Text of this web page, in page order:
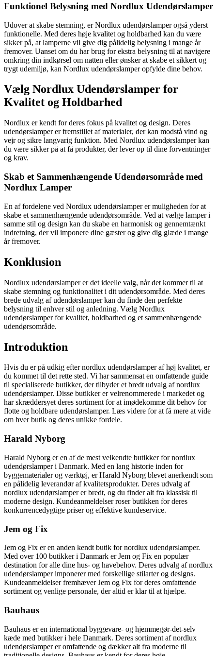
Funktionel Belysning med Nordlux Udendørslamper
Udover at skabe stemning, er Nordlux udendørslamper også yderst
funktionelle. Med deres høje kvalitet og holdbarhed kan du være
sikker på, at lamperne vil give dig pålidelig belysning i mange år
fremover. Uanset om du har brug for ekstra belysning til at navigere
omkring din indkørsel om natten eller ønsker at skabe et sikkert og
trygt udemiljø, kan Nordlux udendørslamper opfylde dine behov.
Vælg Nordlux Udendørslamper for
Kvalitet og Holdbarhed
Nordlux er kendt for deres fokus på kvalitet og design. Deres
udendørslamper er fremstillet af materialer, der kan modstå vind og
vejr og sikre langvarig funktion. Med Nordlux udendørslamper kan
du være sikker på at få produkter, der lever op til dine forventninger
og krav.
Skab et Sammenhængende Udendørsområde med
Nordlux Lamper
En af fordelene ved Nordlux udendørslamper er muligheden for at
skabe et sammenhængende udendørsområde. Ved at vælge lamper i
samme stil og design kan du skabe en harmonisk og gennemtænkt
indretning, der vil imponere dine gæster og give dig glæde i mange
år fremover.
Konklusion
Nordlux udendørslamper er det ideelle valg, når det kommer til at
skabe stemning og funktionalitet i dit udendørsområde. Med deres
brede udvalg af udendørslamper kan du finde den perfekte
belysning til enhver stil og anledning. Vælg Nordlux
udendørslamper for kvalitet, holdbarhed og et sammenhængende
udendørsområde.
Introduktion
Hvis du er på udkig efter nordlux udendørslamper af høj kvalitet, er
du kommet til det rette sted. Vi har sammensat en omfattende guide
til specialiserede butikker, der tilbyder et bredt udvalg af nordlux
udendørslamper. Disse butikker er velrenommerede i markedet og
har skræddersyet deres sortiment for at imødekomme dit behov for
flotte og holdbare udendørslamper. Læs videre for at få mere at vide
om hver butik og deres unikke fordele.
Harald Nyborg
Harald Nyborg er en af de mest velkendte butikker for nordlux
udendørslamper i Danmark. Med en lang historie inden for
byggematerialer og værktøj, er Harald Nyborg blevet anerkendt som
en pålidelig leverandør af kvalitetsprodukter. Deres udvalg af
nordlux udendørslamper er bredt, og du finder alt fra klassisk til
moderne design. Kundeanmeldelser roser butikken for deres
konkurrencedygtige priser og effektive kundeservice.
Jem og Fix
Jem og Fix er en anden kendt butik for nordlux udendørslamper.
Med over 100 butikker i Danmark er Jem og Fix en populær
destination for alle dine hus- og havebehov. Deres udvalg af nordlux
udendørslamper imponerer med forskellige stilarter og designs.
Kundeanmeldelser fremhæver Jem og Fix for deres omfattende
sortiment og venlige personale, der altid er klar til at hjælpe.
Bauhaus
Bauhaus er en international byggevare- og hjemmegør-det-selv
kæde med butikker i hele Danmark. Deres sortiment af nordlux
udendørslamper er omfattende og dækker alt fra moderne til